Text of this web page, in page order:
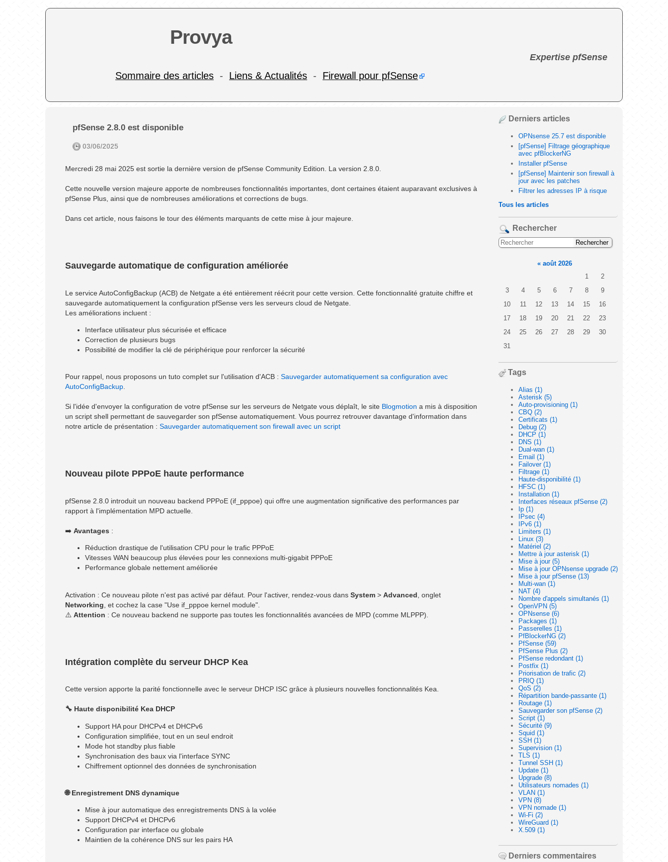
Provya
Expertise pfSense
Sommaire des articles - Liens & Actualités - Firewall pour pfSense
Derniers articles
OPNsense 25.7 est disponible
[pfSense] Filtrage géographique
avec pfBlockerNG
Installer pfSense
[pfSense] Maintenir son firewall à
jour avec les patches
Filtrer les adresses IP à risque
Tous les articles
Rechercher
« août 2026
1
2
3
4 5 6 7 8
9
10
11 12 13 14 15
16
17
18 19 20 21 22
23
24
25 26 27 28 29
30
31
Tags
Alias (1)
Asterisk (5)
Auto-provisioning (1)
CBQ (2)
Certificats (1)
Debug (2)
DHCP (1)
DNS (1)
Dual-wan (1)
Email (1)
Failover (1)
Filtrage (1)
Haute-disponibilité (1)
HFSC (1)
Installation (1)
Interfaces réseaux pfSense (2)
Ip (1)
IPsec (4)
IPv6 (1)
Limiters (1)
Linux (3)
Matériel (2)
Mettre à jour asterisk (1)
Mise à jour (5)
Mise à jour OPNsense upgrade (2)
Mise à jour pfSense (13)
Multi-wan (1)
NAT (4)
Nombre d'appels simultanés (1)
OpenVPN (5)
OPNsense (6)
Packages (1)
Passerelles (1)
PfBlockerNG (2)
PfSense (59)
PfSense Plus (2)
PfSense redondant (1)
Postfix (1)
Priorisation de trafic (2)
PRIQ (1)
QoS (2)
Répartition bande-passante (1)
Routage (1)
Sauvegarder son pfSense (2)
Script (1)
Sécurité (9)
Squid (1)
SSH (1)
Supervision (1)
TLS (1)
Tunnel SSH (1)
Update (1)
Upgrade (8)
Utilisateurs nomades (1)
VLAN (1)
VPN (8)
VPN nomade (1)
Wi-Fi (2)
WireGuard (1)
X.509 (1)
Derniers commentaires
pfSense 2.8.0 est disponible
03/06/2025
Mercredi 28 mai 2025 est sortie la dernière version de pfSense Community Edition. La version 2.8.0.
Cette nouvelle version majeure apporte de nombreuses fonctionnalités importantes, dont certaines étaient auparavant exclusives à
pfSense Plus, ainsi que de nombreuses améliorations et corrections de bugs.
Dans cet article, nous faisons le tour des éléments marquants de cette mise à jour majeure.
Sauvegarde automatique de configuration améliorée
Le service AutoConfigBackup (ACB) de Netgate a été entièrement réécrit pour cette version. Cette fonctionnalité gratuite chiffre et
sauvegarde automatiquement la configuration pfSense vers les serveurs cloud de Netgate.
Les améliorations incluent :
Interface utilisateur plus sécurisée et efficace
Correction de plusieurs bugs
Possibilité de modifier la clé de périphérique pour renforcer la sécurité
Pour rappel, nous proposons un tuto complet sur l'utilisation d'ACB : Sauvegarder automatiquement sa configuration avec
AutoConfigBackup
Si l'idée d'envoyer la configuration de votre pfSense sur les serveurs de Netgate vous déplaît, le site Blogmotion a mis à disposition
un script shell permettant de sauvegarder son pfSense automatiquement. Vous pourrez retrouver davantage d'information dans
notre article de présentation : Sauvegarder automatiquement son firewall avec un script
Nouveau pilote PPPoE haute performance
pfSense 2.8.0 introduit un nouveau backend PPPoE (if_pppoe) qui offre une augmentation significative des performances par
rapport à l'implémentation MPD actuelle.
➡️ Avantages :
Réduction drastique de l'utilisation CPU pour le trafic PPPoE
Vitesses WAN beaucoup plus élevées pour les connexions multi-gigabit PPPoE
Performance globale nettement améliorée
Activation : Ce nouveau pilote n'est pas activé par défaut. Pour l'activer, rendez-vous dans System > Advanced , onglet
Networking , et cochez la case "Use if_pppoe kernel module".
⚠️ Attention : Ce nouveau backend ne supporte pas toutes les fonctionnalités avancées de MPD (comme MLPPP).
Intégration complète du serveur DHCP Kea
Cette version apporte la parité fonctionnelle avec le serveur DHCP ISC grâce à plusieurs nouvelles fonctionnalités Kea.
🔧 Haute disponibilité Kea DHCP
Support HA pour DHCPv4 et DHCPv6
Configuration simplifiée, tout en un seul endroit
Mode hot standby plus fiable
Synchronisation des baux via l'interface SYNC
Chiffrement optionnel des données de synchronisation
🌐 Enregistrement DNS dynamique
Mise à jour automatique des enregistrements DNS à la volée
Support DHCPv4 et DHCPv6
Configuration par interface ou globale
Maintien de la cohérence DNS sur les pairs HA